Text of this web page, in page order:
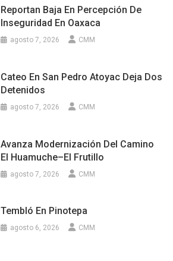
Reportan Baja En Percepción De
Inseguridad En Oaxaca
agosto 7, 2026 CMM
Cateo En San Pedro Atoyac Deja Dos
Detenidos
agosto 7, 2026 CMM
Avanza Modernización Del Camino
El Huamuche–El Frutillo
agosto 7, 2026 CMM
Tembló En Pinotepa
agosto 6, 2026 CMM